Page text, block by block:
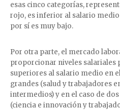
esas cinco categorías,
rojo, es inferior al salario medio
por sí es muy bajo.
Por otra parte, el mercado
proporcionar niveles salariales
superiores al salario medio en
grandes (salud y trabajadores
intermedios) y en el caso de
(ciencia e innovación y